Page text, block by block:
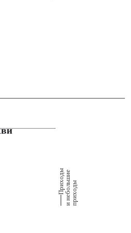
П
р
их
о
д
ы
и
н
е
б
о
ль
ш
ие
п
р
и
х
о
ды